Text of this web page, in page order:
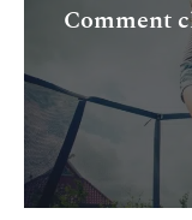
Comment